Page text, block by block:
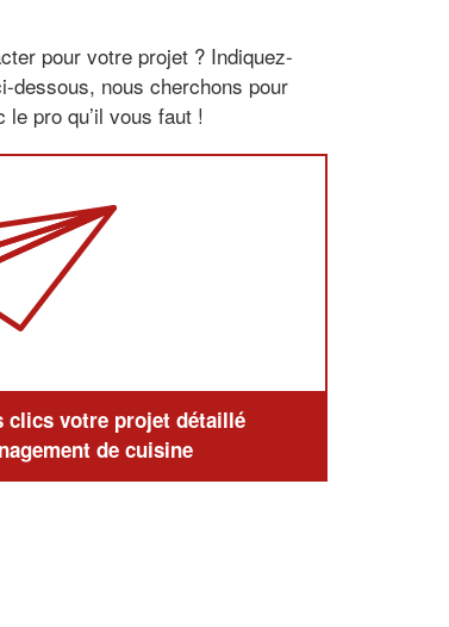
pour votre projet ? Indiquez-
dessous, nous cherchons pour
pro qu’il vous faut !
clics votre projet détaillé
de cuisine